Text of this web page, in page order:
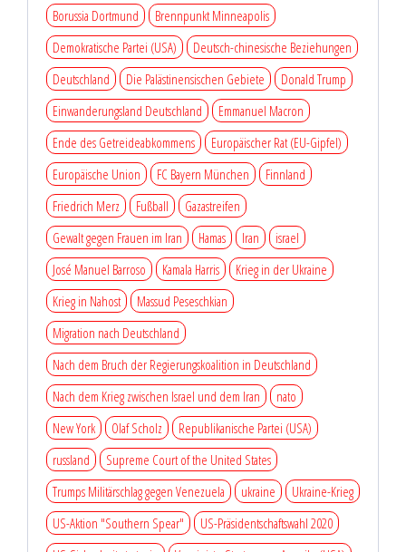
Borussia Dortmund
Brennpunkt Minneapolis
Demokratische Partei (USA)
Deutsch-chinesische Beziehungen
Deutschland
Die Palästinensischen Gebiete
Donald Trump
Einwanderungsland Deutschland
Emmanuel Macron
Ende des Getreideabkommens
Europäischer Rat (EU-Gipfel)
Europäische Union
FC Bayern München
Finnland
Friedrich Merz
Fußball
Gazastreifen
Gewalt gegen Frauen im Iran
Hamas Iran
israel
José Manuel Barroso
Kamala Harris
Krieg in der Ukraine
Krieg in Nahost
Massud Peseschkian
Migration nach Deutschland
Nach dem Bruch der Regierungskoalition in Deutschland
Nach dem Krieg zwischen Israel und dem Iran
nato
New York
Olaf Scholz
Republikanische Partei (USA)
russland
Supreme Court of the United States
Trumps Militärschlag gegen Venezuela
ukraine
Ukraine-Krieg
US-Aktion "Southern Spear"
US-Präsidentschaftswahl 2020